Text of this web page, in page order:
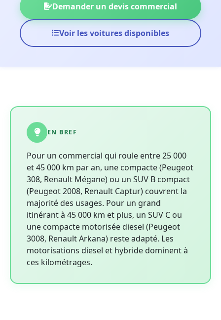
Demander un devis commercial
Voir les voitures disponibles
EN BREF
Pour un commercial qui roule entre 25 000
et 45 000 km par an, une compacte (Peugeot
308, Renault Mégane) ou un SUV B compact
(Peugeot 2008, Renault Captur) couvrent la
majorité des usages. Pour un grand
itinérant à 45 000 km et plus, un SUV C ou
une compacte motorisée diesel (Peugeot
3008, Renault Arkana) reste adapté. Les
motorisations diesel et hybride dominent à
ces kilométrages.